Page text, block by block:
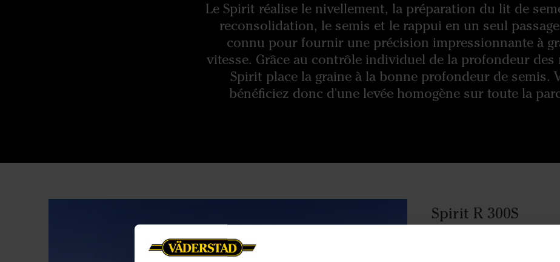
Le Spirit réalise le nivellement, la préparation du lit de
reconsolidation, le semis et le rappui en un seul
connu pour fournir une précision impressionnante à
vitesse. Grâce au contrôle individuel de la profondeur des
Spirit place la graine à la bonne profondeur de semis.
bénéficiez donc d'une levée homogène sur toute la
Spirit R 300S
Le Spirit R 300S est un
travail de 3 mètres. Le